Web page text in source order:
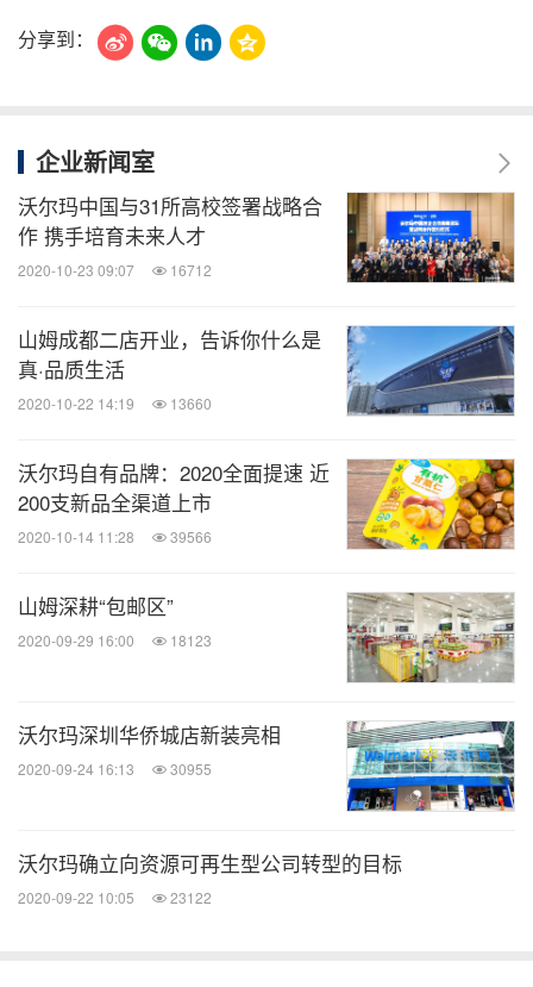
分享到：
企业新闻室
沃尔玛中国与31所高校签署战略合
作 携手培育未来人才
2020-10-23 09:07 16712
山姆成都二店开业，告诉你什么是
真·品质生活
2020-10-22 14:19 13660
沃尔玛自有品牌：2020全面提速 近
200支新品全渠道上市
2020-10-14 11:28 39566
山姆深耕“包邮区”
2020-09-29 16:00 18123
沃尔玛深圳华侨城店新装亮相
2020-09-24 16:13 30955
沃尔玛确立向资源可再生型公司转型的目标
2020-09-22 10:05 23122